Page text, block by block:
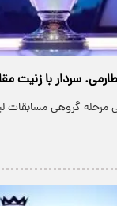
سردار با زنیت
گروهی مسابقات